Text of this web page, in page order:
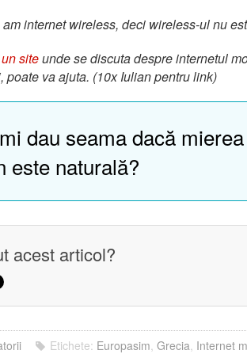
internet wireless, deci wireless-ul nu
siteunde se discuta despre internetul
poate va ajuta. (10x Iulian pentru link)
dau seama dacă
este naturală?
acest articol?
Etichete: Europasim, Grecia, Internet